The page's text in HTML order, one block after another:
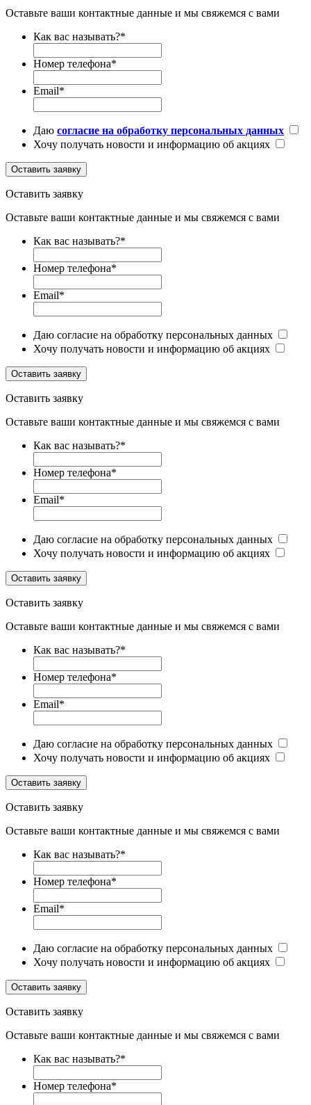
Оставьте ваши контактные данные и мы свяжемся с вами
Как вас называть?*
Номер телефона*
Email*
Даю согласие на обработку персональных данных
Хочу получать новости и информацию об акциях
Оставить заявку
Оставить заявку
Оставьте ваши контактные данные и мы свяжемся с вами
Как вас называть?*
Номер телефона*
Email*
Даю согласие на обработку персональных данных
Хочу получать новости и информацию об акциях
Оставить заявку
Оставить заявку
Оставьте ваши контактные данные и мы свяжемся с вами
Как вас называть?*
Номер телефона*
Email*
Даю согласие на обработку персональных данных
Хочу получать новости и информацию об акциях
Оставить заявку
Оставить заявку
Оставьте ваши контактные данные и мы свяжемся с вами
Как вас называть?*
Номер телефона*
Email*
Даю согласие на обработку персональных данных
Хочу получать новости и информацию об акциях
Оставить заявку
Оставить заявку
Оставьте ваши контактные данные и мы свяжемся с вами
Как вас называть?*
Номер телефона*
Email*
Даю согласие на обработку персональных данных
Хочу получать новости и информацию об акциях
Оставить заявку
Оставить заявку
Оставьте ваши контактные данные и мы свяжемся с вами
Как вас называть?*
Номер телефона*